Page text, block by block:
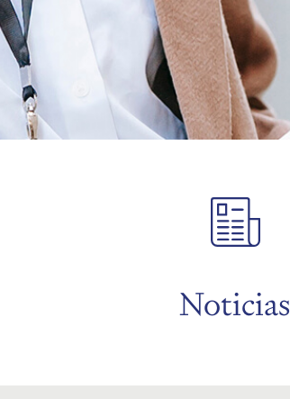
Noticias